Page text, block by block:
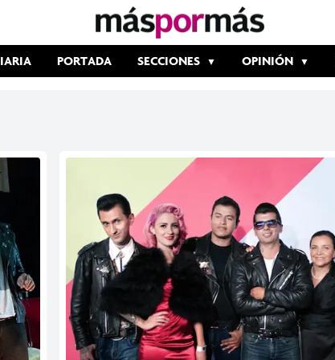
PORTADA SECCIONES OPINIÓN